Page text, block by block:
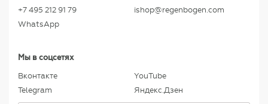
+7 495 212 91 79
WhatsApp
ishop@regenbogen.com
Мы в соцсетях
Вконтакте
Telegram
YouTube
Яндекс.Дзен